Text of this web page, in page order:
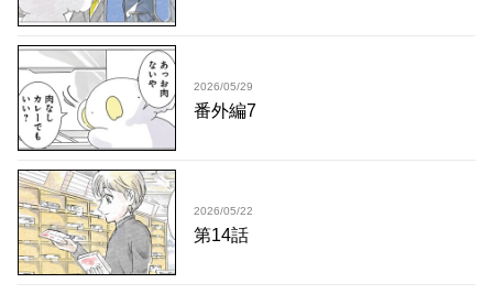
2026/05/29
番外編7
2026/05/22
第14話